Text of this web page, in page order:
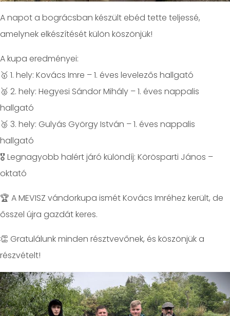
A napot a bográcsban készült ebéd tette teljessé,
amelynek elkészítését külön köszönjük!
A kupa eredményei:
🥇 1. hely: Kovács Imre – 1. éves levelezős hallgató
🥈 2. hely: Hegyesi Sándor Mihály – 1. éves nappalis
hallgató
🥉 3. hely: Gulyás György István – 1. éves nappalis
hallgató
🎖️ Legnagyobb halért járó különdíj: Körösparti János –
oktató
🏆 A MEVISZ vándorkupa ismét Kovács Imréhez került, de
ősszel újra gazdát keres.
👏 Gratulálunk minden résztvevőnek, és köszönjük a
részvételt!